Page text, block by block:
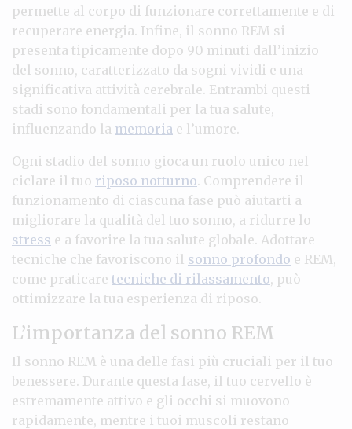
permette al corpo di funzionare correttamente e di
recuperare energia. Infine, il sonno REM si
presenta tipicamente dopo 90 minuti dall’inizio
del sonno, caratterizzato da sogni vividi e una
significativa attività cerebrale. Entrambi questi
stadi sono fondamentali per la tua salute,
influenzando la memoria e l’umore.
Ogni stadio del sonno gioca un ruolo unico nel
ciclare il tuo riposo notturno. Comprendere il
funzionamento di ciascuna fase può aiutarti a
migliorare la qualità del tuo sonno, a ridurre lo
stress e a favorire la tua salute globale. Adottare
tecniche che favoriscono il sonno profondo e REM,
come praticare tecniche di rilassamento, può
ottimizzare la tua esperienza di riposo.
L’importanza del sonno REM
Il sonno REM è una delle fasi più cruciali per il tuo
benessere. Durante questa fase, il tuo cervello è
estremamente attivo e gli occhi si muovono
rapidamente, mentre i tuoi muscoli restano